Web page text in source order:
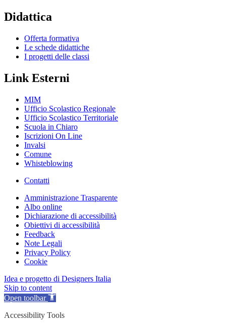
Didattica
Offerta formativa
Le schede didattiche
I progetti delle classi
Link Esterni
MIM
Ufficio Scolastico Regionale
Ufficio Scolastico Territoriale
Scuola in Chiaro
Iscrizioni On Line
Invalsi
Comune
Whisteblowing
Contatti
Amministrazione Trasparente
Albo online
Dichiarazione di accessibilità
Obiettivi di accessibilità
Feedback
Note Legali
Privacy Policy
Cookie
Idea e progetto di Designers Italia
Skip to content
Open toolbar
Accessibility Tools